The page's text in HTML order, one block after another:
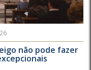
não pode fazer